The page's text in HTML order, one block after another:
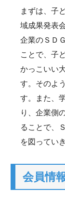
まずは、子
域成果発表
企業のＳＤ
ことで、子
かっこいい
す。そのよ
す。また、
り、企業側
ることで、
を図ってい
会員情